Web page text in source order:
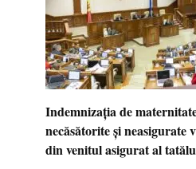
Indemnizația de
necăsătorite și neasigurate
din venitul asigurat al